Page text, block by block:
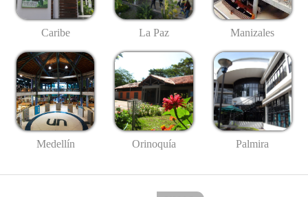
Caribe La Paz Manizales
Medellín Orinoquía Palmira